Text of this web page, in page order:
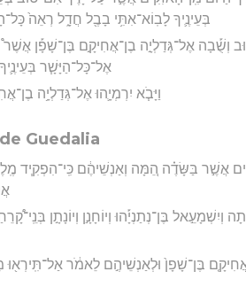
בְּעֵינֶ֛יךָ לָבֽוֹא־אִתִּ֥י בָבֶ֖ל חֲדָ֑ל רְאֵה֙
וְשֻׁ֡בָה אֶל־גְּדַלְיָ֣ה בֶן־אֲחִיקָ֣ם בֶּן־שָׁפָ֡ן
אֶל־כָּל־הַיָּשָׁ֧ר
וַיָּבֹ֧א יִרְמְיָ֛הוּ אֶל־גְּדַלְיָ֥ה
Guedalia
אֲשֶׁ֣ר בַּשָּׂדֶ֗ה הֵ֚מָּה וְאַנְשֵׁיהֶ֔ם כִּֽי־הִפְקִ֧יד
וְיִשְׁמָעֵ֣אל בֶּן־נְתַנְיָ֡הוּ וְיוֹחָנָ֣ן וְיוֹנָתָ֣ן
בֶּן־שָׁפָן֙ וּלְאַנְשֵׁיהֶ֣ם לֵאמֹ֔ר